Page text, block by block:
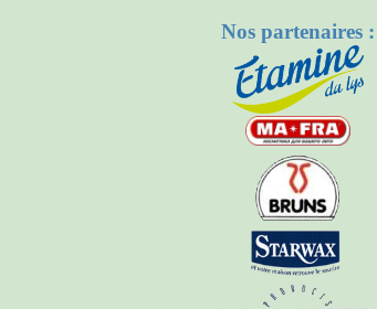
Nos partenaires :